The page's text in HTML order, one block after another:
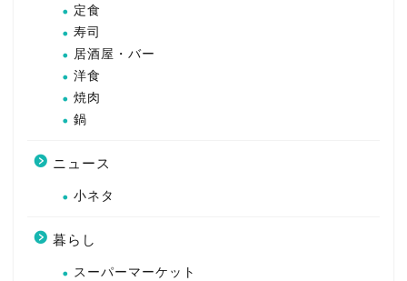
定食
寿司
居酒屋・バー
洋食
焼肉
鍋
ニュース
小ネタ
暮らし
スーパーマーケット